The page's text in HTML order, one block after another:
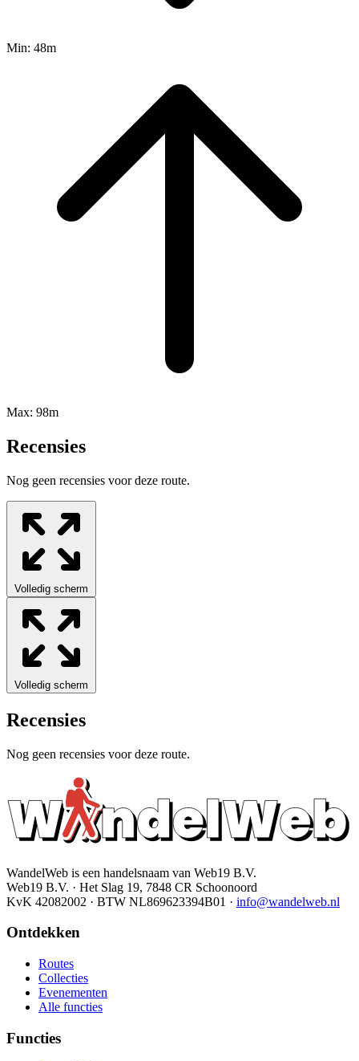
Min: 48m
Max: 98m
Recensies
Nog geen recensies voor deze route.
Volledig scherm
Volledig scherm
Recensies
Nog geen recensies voor deze route.
WandelWeb is een handelsnaam van Web19 B.V.
Web19 B.V. · Het Slag 19, 7848 CR Schoonoord
KvK 42082002 · BTW NL869623394B01 · info@wandelweb.nl
Ontdekken
Routes
Collecties
Evenementen
Alle functies
Functies